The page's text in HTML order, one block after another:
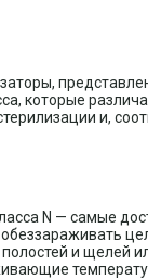
которые
и,
N — самые
и щелей